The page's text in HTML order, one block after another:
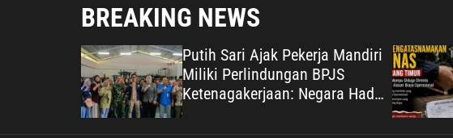
BREAKING NEWS
Putih Sari Ajak Pekerja Mandiri
Miliki Perlindungan BPJS
Ketenagakerjaan: Negara Hadir
Lindungi Pekerja, Wujudkan